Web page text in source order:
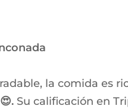
la comida es
Su calificación en